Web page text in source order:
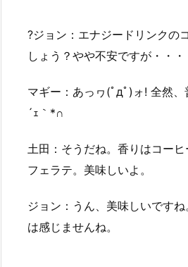
?ジョン：エナジードリンクの
しょう？やや不安ですが・・・
マギー：あっヮ(ﾟдﾟ)ォ! 全然
´ｪ｀*∩
土田：そうだね。香りはコー
フェラテ。美味しいよ。
ジョン：うん、美味しいです
は感じませんね。